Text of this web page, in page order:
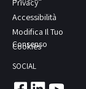
Privacy
Accessibilità
Modifica Il Tuo
Consenso
Cookies
SOCIAL